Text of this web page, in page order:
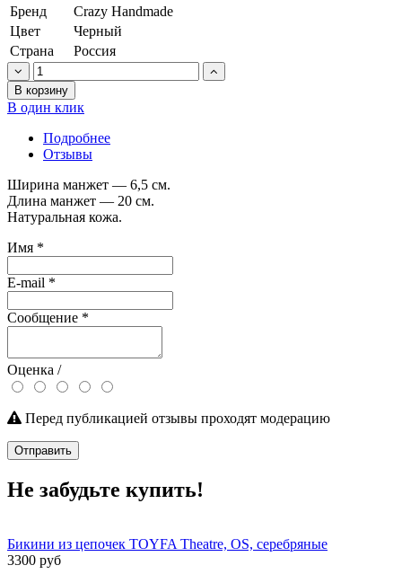
Бренд
Crazy Handmade
Цвет
Черный
Страна
Россия
В корзину
В один клик
Подробнее
Отзывы
Ширина манжет — 6,5 см.
Длина манжет — 20 см.
Натуральная кожа.
Имя *
E-mail *
Сообщение *
Оценка /
Перед публикацией отзывы проходят модерацию
Отправить
Не забудьте купить!
Бикини из цепочек TOYFA Theatre, OS, серебряные
3300 руб